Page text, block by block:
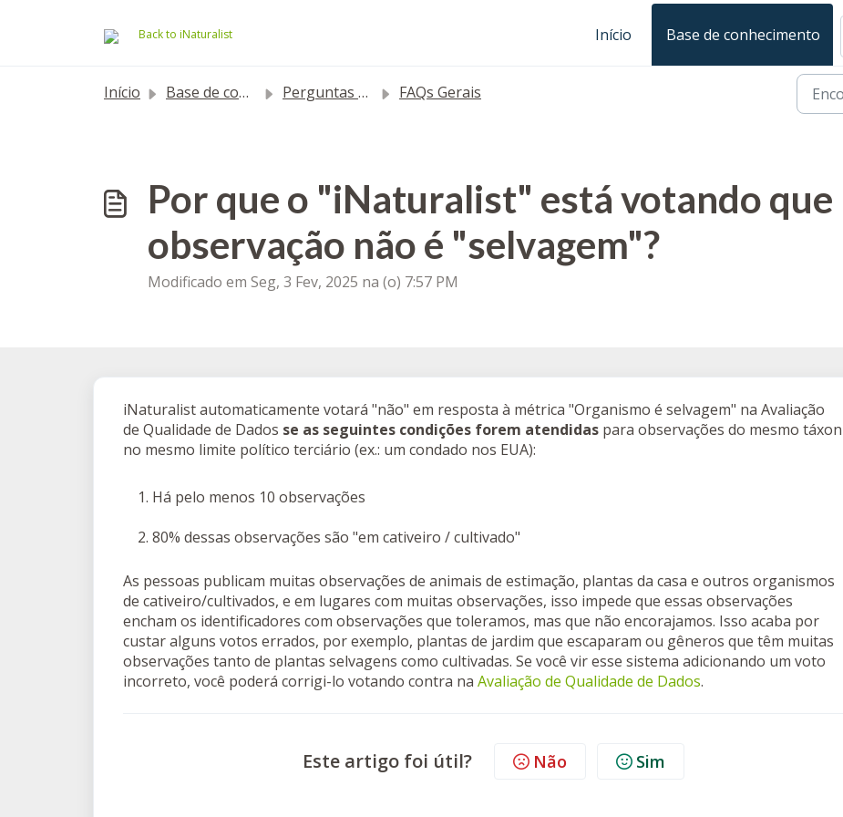
Back to iNaturalist Início Base de conhecimento
Início Base de conhecimento Perguntas mais frequentes FAQs Gerais
Por que o "iNaturalist" está votando que
observação não é "selvagem"?
Modificado em Seg, 3 Fev, 2025 na (o) 7:57 PM
iNaturalist automaticamente votará "não" em resposta à métrica "Organismo é selvagem" na Avaliação
de Qualidade de Dados se as seguintes condições forem atendidas para observações do mesmo táxon
no mesmo limite político terciário (ex.: um condado nos EUA):
Há pelo menos 10 observações
80% dessas observações são "em cativeiro / cultivado"
As pessoas publicam muitas observações de animais de estimação, plantas da casa e outros organismos
de cativeiro/cultivados, e em lugares com muitas observações, isso impede que essas observações
encham os identificadores com observações que toleramos, mas que não encorajamos. Isso acaba por
custar alguns votos errados, por exemplo, plantas de jardim que escaparam ou gêneros que têm muitas
observações tanto de plantas selvagens como cultivadas. Se você vir esse sistema adicionando um voto
incorreto, você poderá corrigi-lo votando contra na Avaliação de Qualidade de Dados.
Este artigo foi útil? Não Sim